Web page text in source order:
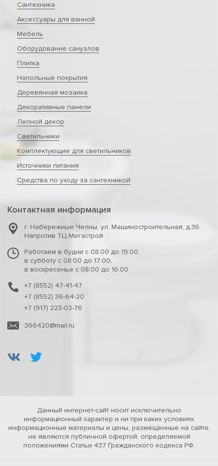
Сантехника
Аксессуары для ванной
Мебель
Оборудование санузлов
Плитка
Напольные покрытия
Деревянная мозаика
Декоративные панели
Лепной декор
Светильники
Комплектующие для светильников
Источники питания
Средства по уходу за сантехникой
Контактная информация
г. Набережные Челны, ул. Машиностроительная, д.36.
Напротив ТЦ Мегастрой
Работаем в будни с 08:00 до 19:00,
в субботу с 08:00 до 17:00,
в воскресенье с 08:00 до 16:00
+7 (8552) 47-41-47
+7 (8552) 36-64-20
+7 (917) 223-03-76
366420@mail.ru
Данный интернет-сайт носит исключительно
информационный характер и ни при каких условиях
информационные материалы и цены, размещенные на сайте,
не являются публичной офертой, определяемой
положениями Статьи 437 Гражданского кодекса РФ.